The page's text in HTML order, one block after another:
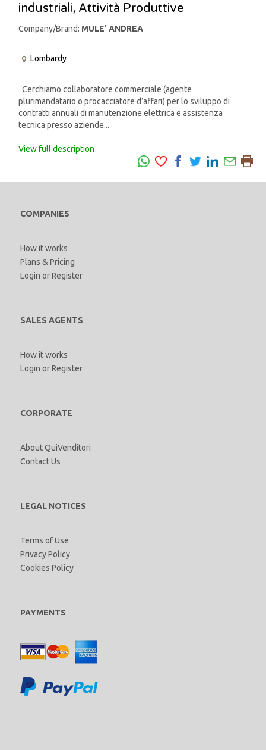
industriali, Attività Produttive
Company/Brand: MULE' ANDREA
Lombardy
Cerchiamo collaboratore commerciale (agente
plurimandatario o procacciatore d’affari) per lo sviluppo di
contratti annuali di manutenzione elettrica e assistenza
tecnica presso aziende...
View full description
COMPANIES
How it works
Plans & Pricing
Login orRegister
SALES AGENTS
How it works
Login orRegister
CORPORATE
About QuiVenditori
Contact Us
LEGAL NOTICES
Terms of Use
Privacy Policy
Cookies Policy
PAYMENTS